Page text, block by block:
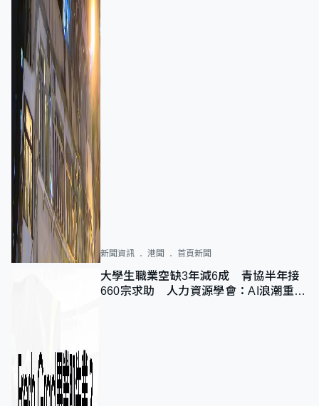
新聞資訊 港聞 首頁新聞
大學生職業空缺3年減6成 青協半年接
660宗求助 人力資源學會：AI浪潮重整